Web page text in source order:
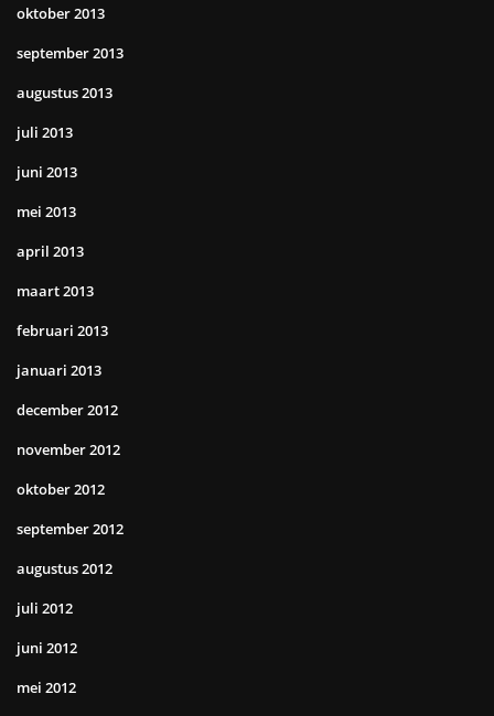
oktober 2013
september 2013
augustus 2013
juli 2013
juni 2013
mei 2013
april 2013
maart 2013
februari 2013
januari 2013
december 2012
november 2012
oktober 2012
september 2012
augustus 2012
juli 2012
juni 2012
mei 2012